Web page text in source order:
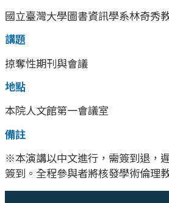
國立臺灣大學圖書資訊學系林奇秀
講題
掠奪性期刊與會議
地點
本院人文館第一會議室
備註
※本演講以中文進行，需簽到退，
簽到。全程參與者將核發學術倫理